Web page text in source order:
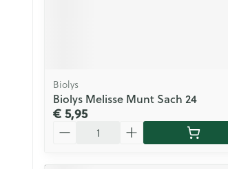
Biolys
Biolys Melisse Munt Sach 24
€ 5,95